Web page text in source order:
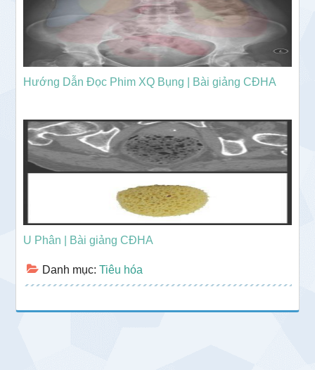
Hướng Dẫn Đọc Phim XQ Bụng | Bài giảng CĐHA
U Phân | Bài giảng CĐHA
Danh mục:Tiêu hóa